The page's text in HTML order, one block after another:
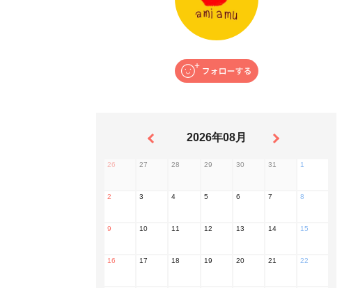
2026年08月
26 27 28 29 30 31 1
2 3 4 5 6 7 8
9 10 11 12 13 14 15
16 17 18 19 20 21 22